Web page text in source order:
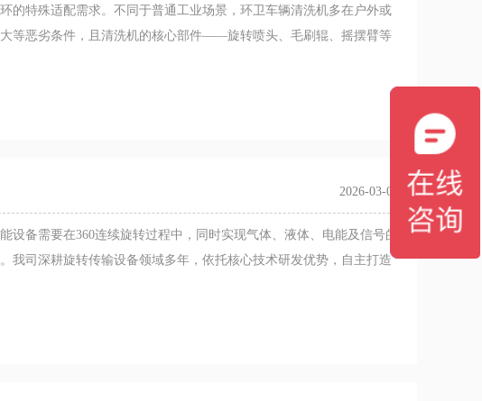
的特殊适配需求。不同于普通工业场景，环卫车辆清洗机多在户外或
等恶劣条件，且清洗机的核心部件——旋转喷头、毛刷辊、摇摆臂等
2026-03-09
备需要在360连续旋转过程中，同时实现气体、液体、电能及信号的
我司深耕旋转传输设备领域多年，依托核心技术研发优势，自主打造